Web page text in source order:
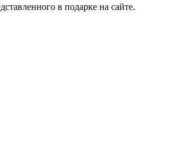
в подарке на сайте.